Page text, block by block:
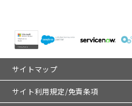
サイトマップ
サイト利用規定/免責条項